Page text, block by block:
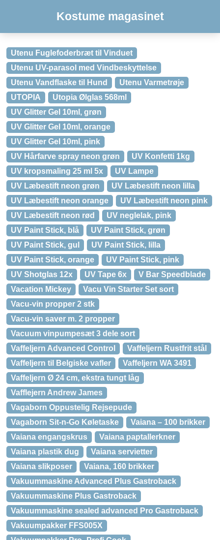
Kostume magasinet
Utenu Fuglefoderbræt til Vinduet
Utenu UV-parasol med Vindbeskyttelse
Utenu Vandflaske til Hund
Utenu Varmetrøje
UTOPIA
Utopia Ølglas 568ml
UV Glitter Gel 10ml, grøn
UV Glitter Gel 10ml, orange
UV Glitter Gel 10ml, pink
UV Hårfarve spray neon grøn
UV Konfetti 1kg
UV kropsmaling 25 ml 5x
UV Lampe
UV Læbestift neon grøn
UV Læbestift neon lilla
UV Læbestift neon orange
UV Læbestift neon pink
UV Læbestift neon rød
UV neglelak, pink
UV Paint Stick, blå
UV Paint Stick, grøn
UV Paint Stick, gul
UV Paint Stick, lilla
UV Paint Stick, orange
UV Paint Stick, pink
UV Shotglas 12x
UV Tape 6x
V Bar Speedblade
Vacation Mickey
Vacu Vin Starter Set sort
Vacu-vin propper 2 stk
Vacu-vin saver m. 2 propper
Vacuum vinpumpesæt 3 dele sort
Vaffeljern Advanced Control
Vaffeljern Rustfrit stål
Vaffeljern til Belgiske vafler
Vaffeljern WA 3491
Vaffeljern Ø 24 cm, ekstra tungt låg
Vafflejern Andrew James
Vagaborn Oppustelig Rejsepude
Vagaborn Sit-n-Go Køletaske
Vaiana – 100 brikker
Vaiana engangskrus
Vaiana paptallerkner
Vaiana plastik dug
Vaiana servietter
Vaiana slikposer
Vaiana, 160 brikker
Vakuummaskine Advanced Plus Gastroback
Vakuummaskine Plus Gastroback
Vakuummaskine sealed advanced Pro Gastroback
Vakuumpakker FFS005X